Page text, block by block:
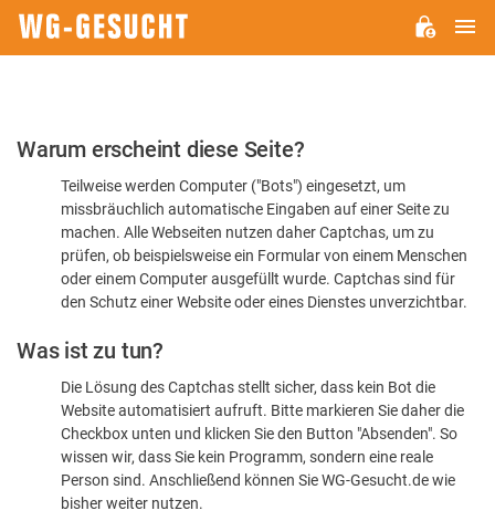
Bitte
dass
sind
Warum erscheint diese Seite?
Teilweise werden Computer ("Bots") eingesetzt, um
missbräuchlich automatische Eingaben auf einer Seite zu
machen. Alle Webseiten nutzen daher Captchas, um zu
prüfen, ob beispielsweise ein Formular von einem Menschen
oder einem Computer ausgefüllt wurde. Captchas sind für
den Schutz einer Website oder eines Dienstes unverzichtbar.
Was ist zu tun?
Die Lösung des Captchas stellt sicher, dass kein Bot die
Website automatisiert aufruft. Bitte markieren Sie daher die
Checkbox unten und klicken Sie den Button "Absenden". So
wissen wir, dass Sie kein Programm, sondern eine reale
Person sind. Anschließend können Sie WG-Gesucht.de wie
bisher weiter nutzen.